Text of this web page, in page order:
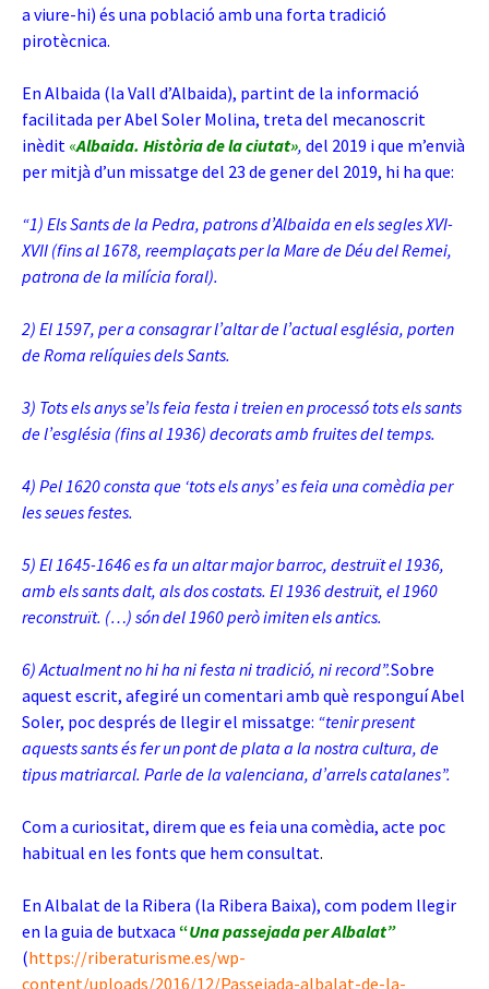
a viure-hi) és una població amb una forta tradició
pirotècnica.
En Albaida (la Vall d’Albaida), partint de la informació
facilitada per Abel Soler Molina, treta del mecanoscrit
inèdit «Albaida. Història de la ciutat», del 2019 i que m’envià
per mitjà d’un missatge del 23 de gener del 2019, hi ha que:
“1) Els Sants de la Pedra, patrons d’Albaida en els segles XVI-
XVII (fins al 1678, reemplaçats per la Mare de Déu del Remei,
patrona de la milícia foral).
2) El 1597, per a consagrar l’altar de l’actual església, porten
de Roma relíquies dels Sants.
3) Tots els anys se’ls feia festa i treien en processó tots els sants
de l’església (fins al 1936) decorats amb fruites del temps.
4) Pel 1620 consta que ‘tots els anys’ es feia una comèdia per
les seues festes.
5) El 1645-1646 es fa un altar major barroc, destruït el 1936,
amb els sants dalt, als dos costats. El 1936 destruït, el 1960
reconstruït. (…) són del 1960 però imiten els antics.
6) Actualment no hi ha ni festa ni tradició, ni record”.Sobre
aquest escrit, afegiré un comentari amb què responguí Abel
Soler, poc després de llegir el missatge: “tenir present
aquests sants és fer un pont de plata a la nostra cultura, de
tipus matriarcal. Parle de la valenciana, d’arrels catalanes”.
Com a curiositat, direm que es feia una comèdia, acte poc
habitual en les fonts que hem consultat.
En Albalat de la Ribera (la Ribera Baixa), com podem llegir
en la guia de butxaca “Una passejada per Albalat”
(https://riberaturisme.es/wp-
content/uploads/2016/12/Passejada-albalat-de-la-